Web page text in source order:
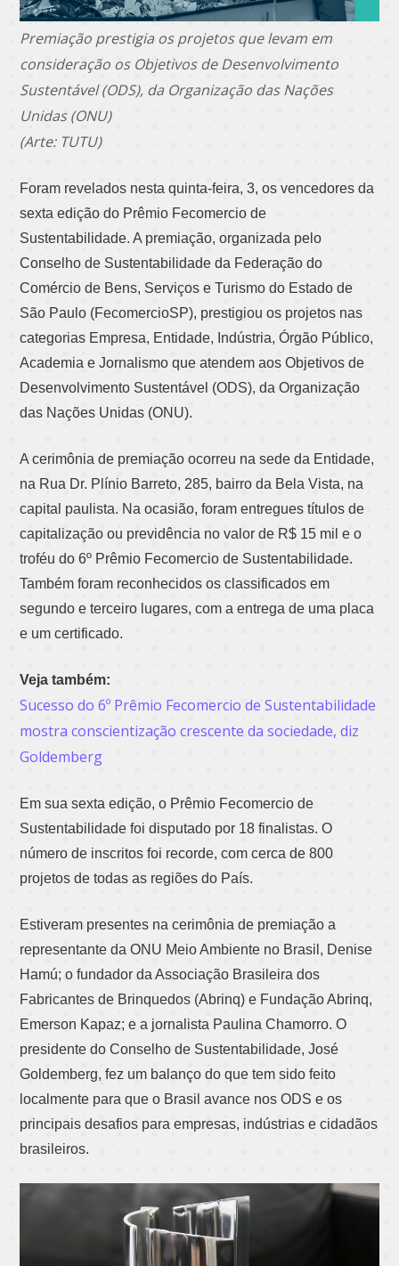
Premiação prestigia os projetos que levam em
consideração os Objetivos de Desenvolvimento
Sustentável (ODS), da Organização das Nações
Unidas (ONU)
(Arte: TUTU)
Foram revelados nesta quinta-feira, 3, os vencedores da
sexta edição do Prêmio Fecomercio de
Sustentabilidade. A premiação, organizada pelo
Conselho de Sustentabilidade da Federação do
Comércio de Bens, Serviços e Turismo do Estado de
São Paulo (FecomercioSP), prestigiou os projetos nas
categorias Empresa, Entidade, Indústria, Órgão Público,
Academia e Jornalismo que atendem aos Objetivos de
Desenvolvimento Sustentável (ODS), da Organização
das Nações Unidas (ONU).
A cerimônia de premiação ocorreu na sede da Entidade,
na Rua Dr. Plínio Barreto, 285, bairro da Bela Vista, na
capital paulista. Na ocasião, foram entregues títulos de
capitalização ou previdência no valor de R$ 15 mil e o
troféu do 6º Prêmio Fecomercio de Sustentabilidade.
Também foram reconhecidos os classificados em
segundo e terceiro lugares, com a entrega de uma placa
e um certificado.
Veja também:
Sucesso do 6º Prêmio Fecomercio de Sustentabilidade
mostra conscientização crescente da sociedade, diz
Goldemberg
Em sua sexta edição, o Prêmio Fecomercio de
Sustentabilidade foi disputado por 18 finalistas. O
número de inscritos foi recorde, com cerca de 800
projetos de todas as regiões do País.
Estiveram presentes na cerimônia de premiação a
representante da ONU Meio Ambiente no Brasil, Denise
Hamú; o fundador da Associação Brasileira dos
Fabricantes de Brinquedos (Abrinq) e Fundação Abrinq,
Emerson Kapaz; e a jornalista Paulina Chamorro. O
presidente do Conselho de Sustentabilidade, José
Goldemberg, fez um balanço do que tem sido feito
localmente para que o Brasil avance nos ODS e os
principais desafios para empresas, indústrias e cidadãos
brasileiros.